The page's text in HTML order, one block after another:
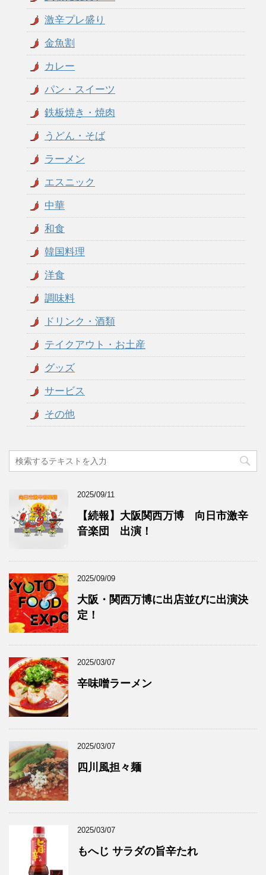
激辛プレ盛り
金魚割
カレー
パン・スイーツ
鉄板焼き・焼肉
うどん・そば
ラーメン
エスニック
中華
和食
韓国料理
洋食
調味料
ドリンク・酒類
テイクアウト・お土産
グッズ
サービス
その他
2025/09/11
【続報】大阪関西万博 向日市激辛
音楽団 出演！
2025/09/09
大阪・関西万博に出店並びに出演決
定！
2025/03/07
辛味噌ラーメン
2025/03/07
四川風担々麺
2025/03/07
もへじ サラダの旨辛たれ